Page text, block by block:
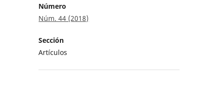
Número
Núm. 44 (2018)
Sección
Artículos